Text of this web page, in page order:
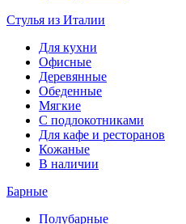
Стулья из Италии
Для кухни
Офисные
Деревянные
Обеденные
Мягкие
С подлокотниками
Для кафе и ресторанов
Кожаные
В наличии
Барные
Полубарные